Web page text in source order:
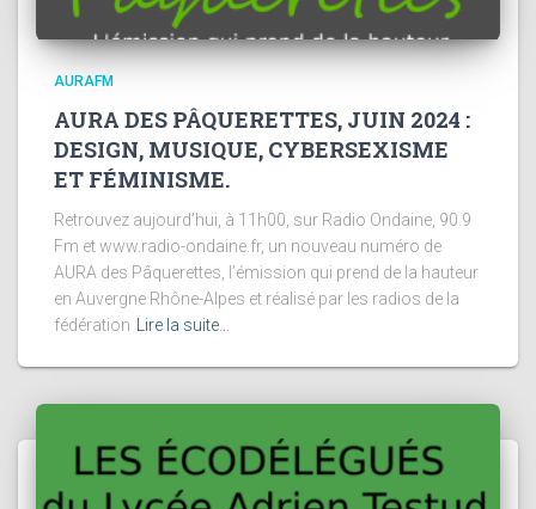
AURAFM
AURA DES PÂQUERETTES, JUIN 2024 :
DESIGN, MUSIQUE, CYBERSEXISME
ET FÉMINISME.
Retrouvez aujourd’hui, à 11h00, sur Radio Ondaine, 90.9
Fm et www.radio-ondaine.fr, un nouveau numéro de
AURA des Pâquerettes, l’émission qui prend de la hauteur
en Auvergne Rhône-Alpes et réalisé par les radios de la
fédération
Lire la suite…